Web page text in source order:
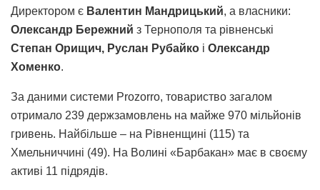
Директором є Валентин Мандрицький, а власники:
Олександр Бережний з Тернополя та рівненські
Степан Орищич, Руслан Рубайко і Олександр
Хоменко.
За даними системи Рrozorro, товариство загалом
отримало 239 держзамовлень на майже 970 мільйонів
гривень. Найбільше – на Рівненщині (115) та
Хмельниччині (49). На Волині «Барбакан» має в своєму
активі 11 підрядів.